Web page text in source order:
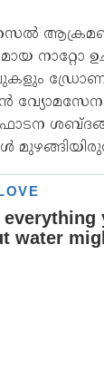
നാറ്റോ
സ്‌ഫോടന